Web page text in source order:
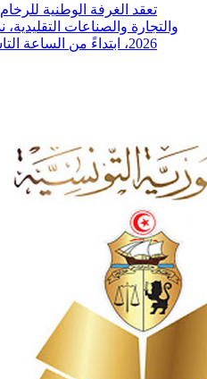
تعقد الغرفة الوطنية
2026، ابتداءً من الساعة